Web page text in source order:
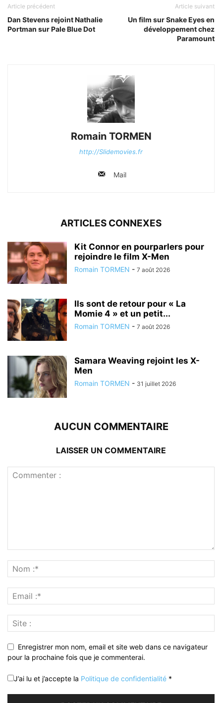
Article précédent
Dan Stevens rejoint Nathalie
Portman sur Pale Blue Dot
Article suivant
Un film sur Snake Eyes en
développement chez
Paramount
Romain TORMEN
http://Slidemovies.fr
Mail
ARTICLES CONNEXES
Kit Connor en pourparlers pour
rejoindre le film X-Men
Romain TORMEN - 7 août 2026
Ils sont de retour pour « La
Momie 4 » et un petit...
Romain TORMEN - 7 août 2026
Samara Weaving rejoint les X-
Men
Romain TORMEN - 31 juillet 2026
AUCUN COMMENTAIRE
LAISSER UN COMMENTAIRE
Enregistrer mon nom, email et site web dans ce navigateur
pour la prochaine fois que je commenterai.
J’ai lu et j’accepte la Politique de confidentialité *